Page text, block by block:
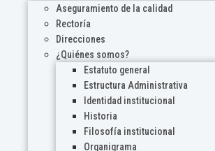
Aseguramiento de la calidad
Rectoría
Direcciones
¿Quiénes somos?
Estatuto general
Estructura Administrativa
Identidad institucional
Historia
Filosofía institucional
Organigrama